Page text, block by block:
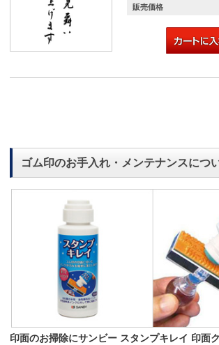
販売価格
ゴム印のお手入れ・メンテナンスにつ
印面のお掃除にサンビー スタンプキレイ 印面